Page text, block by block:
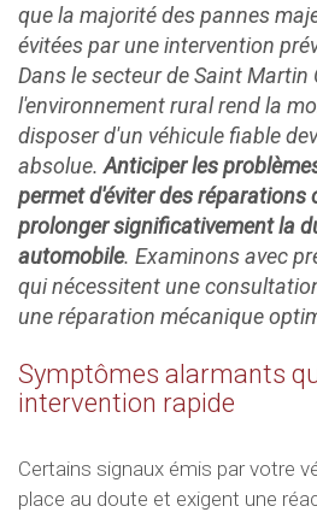
que la majorité des pannes
évitées par une intervention
Dans le secteur de Saint Martin
l'environnement rural rend la
disposer d'un véhicule fiable
absolue.Anticiper les
permet d'éviter des réparations
prolonger significativement la
automobile. Examinons avec
qui nécessitent une
une réparation mécanique
Symptômes alarmants
intervention rapide
Certains signaux émis par votre
place au doute et exigent une